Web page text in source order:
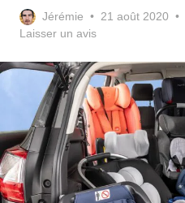
Jérémie
Posted
21 août 2020
Laisser un avis